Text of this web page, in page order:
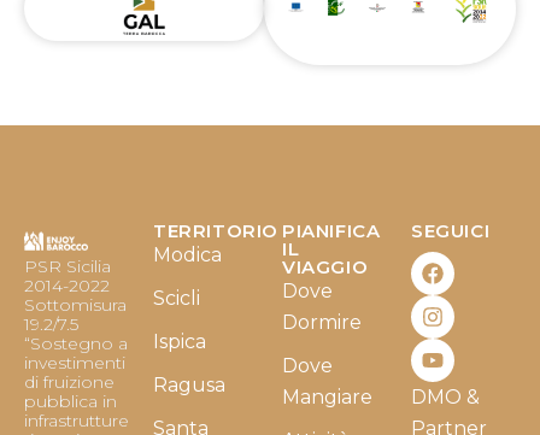
PSR Sicilia
2014-2022
Sottomisura
19.2/7.5
“Sostegno a
investimenti
di fruizione
pubblica in
infrastrutture
TERRITORIO
Modica
Scicli
Ispica
Ragusa
Santa
PIANIFICA
IL
VIAGGIO
Dove
Dormire
Dove
Mangiare
SEGUICI
F
a
c
e
b
o
o
k
I
n
s
t
a
g
r
a
m
Y
o
u
t
u
b
e
DMO &
Partner